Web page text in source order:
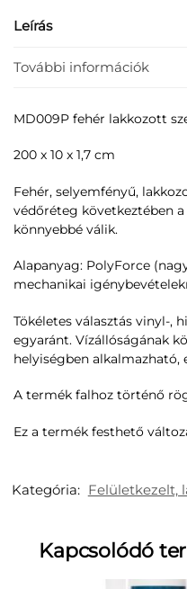
Leírás
További információk
MD009P fehér lakkozott
200 x 10 x 1,7 cm
Fehér, selyemfényű,
védőréteg következtében
könnyebbé válik.
Alapanyag: PolyForce
mechanikai
Tökéletes választás vinyl-,
egyaránt. Vízállóságának
helyiségben alkalmazható,
A termék falhoz történő
Ez a termék festhető
Kategória: Felületkezelt,
Kapcsolódó